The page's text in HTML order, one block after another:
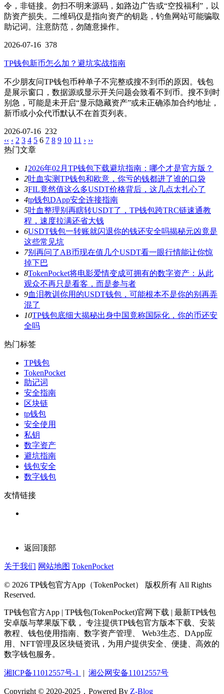
令，非链接。勿扫不明来源码，如路边广告或“空投福利”，以
防资产损失。二维码仅是指向资产的钥匙，钓鱼网站可能骗取
助记词。注意防范，勿随意操作。
2026-07-16 378
TP钱包新币怎么加？避坑实战指南
不少朋友问TP钱包币种单子不完整或搜不到币的原因。钱包
是展示窗口，数据源或显示开关问题会致看不到币。搜不到时
别急，可能是未开启“显示隐藏资产”或未正确添加合约地址，
新币或小众代币默认不在首页列表。
2026-07-16 232
‹‹ ‹ 2 3 4 5 6 7 8 9 10 11 › ››
热门文章
12026年02月TP钱包下载避坑指南：哪个才是官方版？
2吐血实测TP钱包和欧意，你亏的钱都进了谁的口袋
3FIL竟然值这么多USDT价格背后，这几点太扎心了
4tp钱包DApp安全连接指南
5吐血整理别再瞎转USDT了，TP钱包跨TRC链速通教
程，速度拉满还省大钱
6USDT钱包一转账就闪退你的钱还安全吗揭秘元凶竟是
这些常见坑
7别再问了AB币现在值几个USDT看一眼行情能让你惊
掉下巴
8TokenPocket将电影爱情变成可拥有的数字资产：从此
观众不再只是看客，而是参与者
9血泪教训你用的USDT钱包，可能根本不是你的别再弄
混了
10TP钱包底细大揭秘出身中国竟称国际化，你的币还安
全吗
热门标签
TP钱包
TokenPocket
助记词
安全指南
区块链
tp钱包
安全使用
私钥
数字资产
避坑指南
钱包安全
数字钱包
友情链接
返回顶部
关于我们 网站地图 TokenPocket
© 2026 TP钱包官方App（TokenPocket） 版权所有 All Rights
Reserved.
TP钱包官方App | TP钱包(TokenPocket)官网下载 | 最新TP钱包
安卓版与苹果版下载， 专注提供TP钱包官方版本下载、安装
教程、钱包使用指南、数字资产管理、 Web3生态、DApp应
用、NFT管理及区块链资讯，为用户提供安全、便捷、高效的
数字钱包服务。
湘ICP备11012557号-1 | 湘公网安备11012557号
Copyright © 2020-2025，Powered By Z-Blog